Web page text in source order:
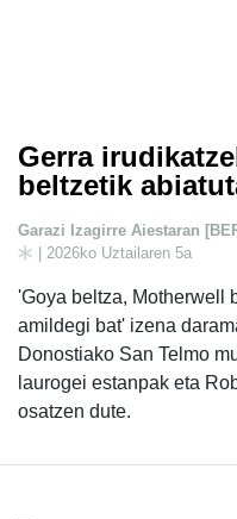
Gerra
beltzetik
Garazi Izagirre Aiestaran
| 2026ko Uztailaren 5a
'Goya beltza, Motherwell
amildegi bat' izena
Donostiako San Telmo
laurogei estanpak eta
osatzen dute.